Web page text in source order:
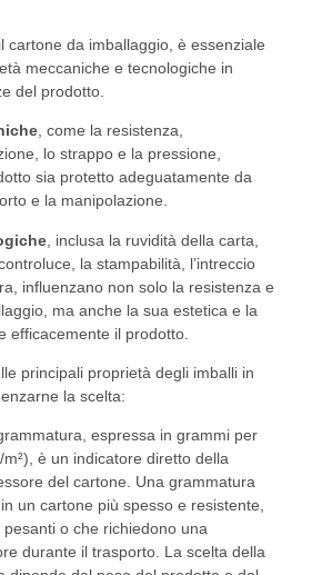
cartone da imballaggio, è essenziale
meccaniche e tecnologiche in
del prodotto.
, come la resistenza,
lo strappo e la pressione,
sia protetto adeguatamente da
e la manipolazione.
, inclusa la ruvidità della carta,
la stampabilità, l’intreccio
influenzano non solo la resistenza e
ma anche la sua estetica e la
efficacemente il prodotto.
principali proprietà degli imballi in
la scelta:
espressa in grammi per
è un indicatore diretto della
del cartone. Una grammatura
un cartone più spesso e resistente,
o che richiedono una
durante il trasporto. La scelta della